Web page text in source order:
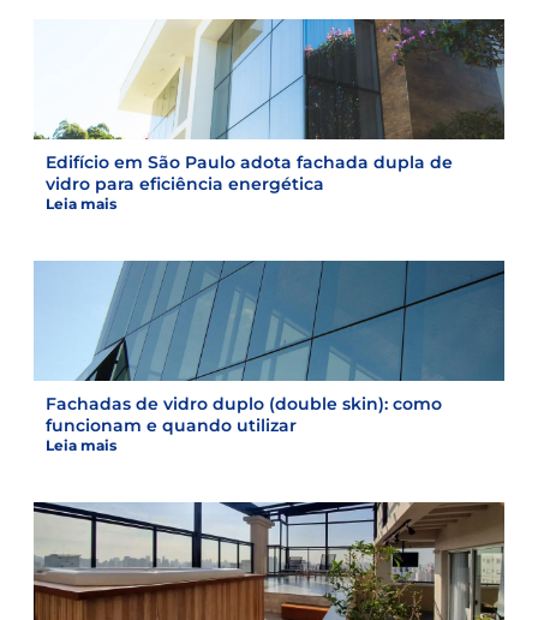
Edifício em São Paulo adota fachada dupla de
vidro para eficiência energética
Leia mais
Fachadas de vidro duplo (double skin): como
funcionam e quando utilizar
Leia mais